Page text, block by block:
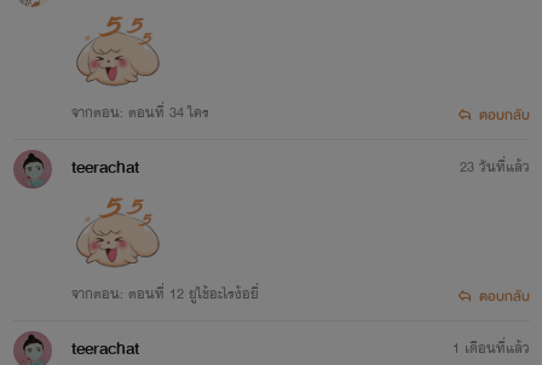
จากตอน: ตอนที่ 34 ใคร ตอบกลับ
teerachat
จากตอน: ตอนที่ 12 ยูใช้อะไรง้อยี่
23 วันที่แล้ว
ตอบกลับ
teerachat 1 เดือนที่แล้ว